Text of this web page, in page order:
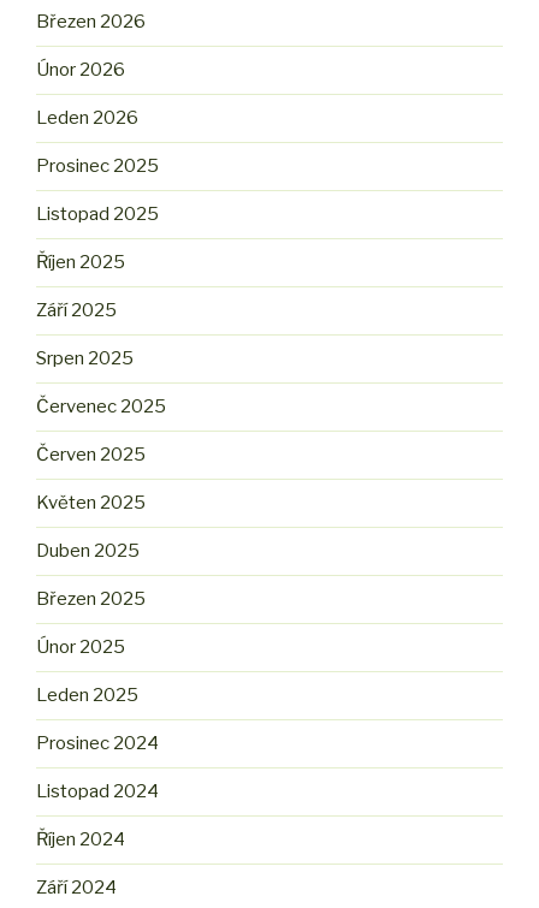
Březen 2026
Únor 2026
Leden 2026
Prosinec 2025
Listopad 2025
Říjen 2025
Září 2025
Srpen 2025
Červenec 2025
Červen 2025
Květen 2025
Duben 2025
Březen 2025
Únor 2025
Leden 2025
Prosinec 2024
Listopad 2024
Říjen 2024
Září 2024